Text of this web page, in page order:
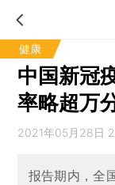
健康
中国新冠
率略超万
2021年05月28日
报告期内，全